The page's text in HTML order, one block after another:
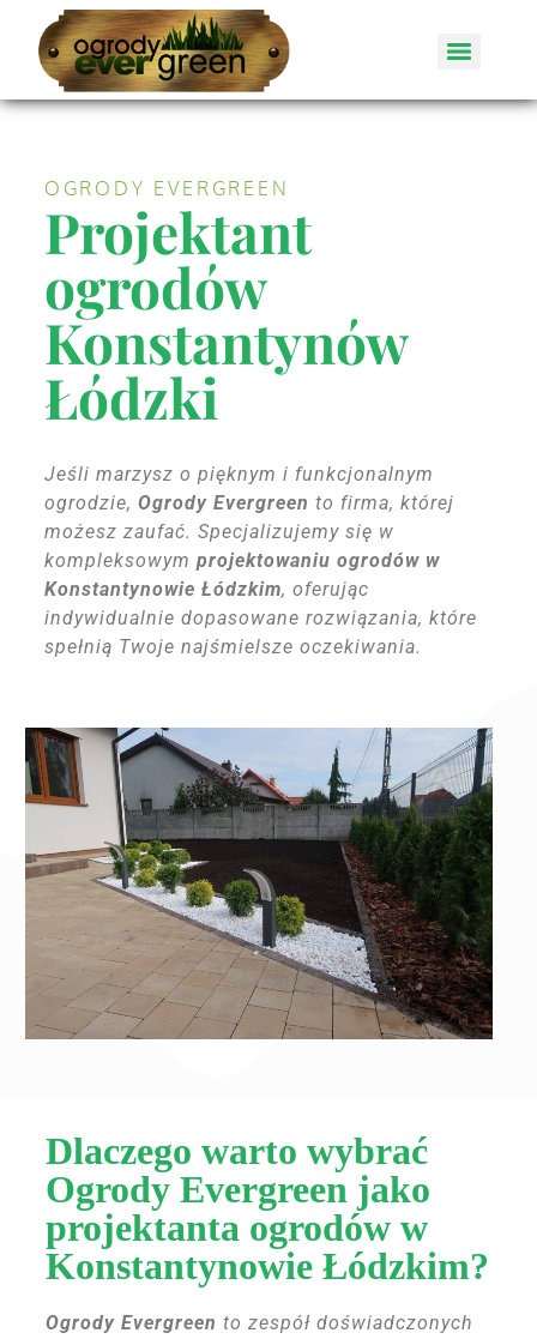
OGRODY EVERGREEN
Projektant
ogrodów
Konstantynów
Łódzki
Jeśli marzysz o pięknym i funkcjonalnym
ogrodzie, Ogrody Evergreen to firma, której
możesz zaufać. Specjalizujemy się w
kompleksowym projektowaniu ogrodów w
Konstantynowie Łódzkim, oferując
indywidualnie dopasowane rozwiązania, które
spełnią Twoje najśmielsze oczekiwania.
Dlaczego warto wybrać
Ogrody Evergreen jako
projektanta ogrodów w
Konstantynowie Łódzkim?
Ogrody Evergreen to zespół doświadczonych